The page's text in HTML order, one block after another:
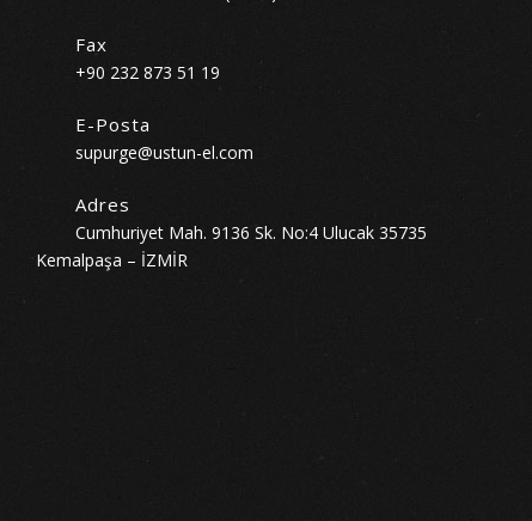
Fax
+90 232 873 51 19
E-Posta
supurge@ustun-el.com
Adres
Cumhuriyet Mah. 9136 Sk. No:4 Ulucak 35735
Kemalpaşa – İZMİR